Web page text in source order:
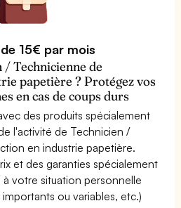
15€ par mois
/ Technicienne de
papetière ? Protégez vos
en cas de coups durs
des produits spécialement
l'activité de Technicien /
en industrie papetière.
et des garanties spécialement
votre situation personnelle
ou variables, etc.)